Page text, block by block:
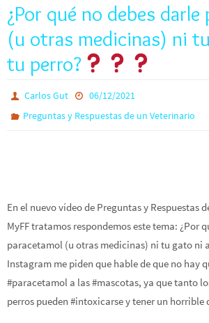
¿Por qué no debes
(u otras medicinas) ni
tu perro?
Carlos Gut
06/12/2021
Preguntas y Respuestas de un Veterinario
En el nuevo vídeo de Preguntas y Respuestas
MyFF tratamos respondemos este tema: ¿Por
paracetamol (u otras medicinas) ni tu gato ni
Instagram me piden que hable de que no hay
#paracetamol a las #mascotas, ya que tanto
perros pueden #intoxicarse y tener un horrible